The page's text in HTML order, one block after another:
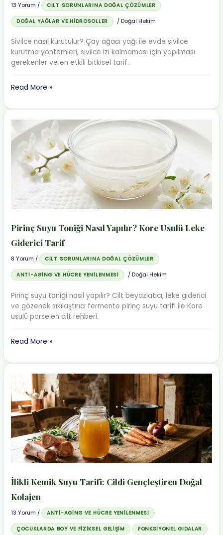
13 Yorum / CILT SORUNLARINA DOĞAL ÇÖZÜMLER
DOĞAL YAĞLAR VE HIDROSOLLER /Doğal Hekim
Sivilce nasıl kurutulur? Çay ağacı yağı ile evde sivilce
kurutma yöntemleri, sivilce izi kalmaması için yapılması
gerekenler ve en etkili bitkisel tarif.
Sivilce
Kurutulur?
Çay
Ağacı
Yağı
Gecede
Çözüm
Read More »
Pirinç Suyu Toniği Nasıl Yapılır? Kore Usulü Leke
Giderici Tarif
8 Yorum / CILT SORUNLARINA DOĞAL ÇÖZÜMLER
ANTI-AGING VE HÜCRE YENILENMESI /Doğal Hekim
Pirinç suyu toniği nasıl yapılır? Cilt beyazlatıcı, leke giderici
ve gözenek sıkılaştırıcı fermente pirinç suyu tarifi ile Kore
usulü porselen cilt rehberi.
Pirinç
Toniği
Yapılır?
Kore
Usulü
Leke
Giderici
Tarif
Read More »
İlikli Kemik Suyu Tarifi: Cildi Gençleştiren Doğal
Kolajen
13 Yorum / ANTI-AGING VE HÜCRE YENILENMESI
ÇOCUKLARDA BOY VE FIZIKSEL GELIŞIM FONKSIYONEL GIDALAR